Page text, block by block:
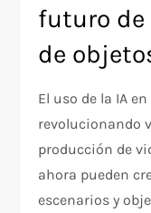
futuro de
de
El uso de la IA
revolucionando
producción de
ahora pueden
escenarios y